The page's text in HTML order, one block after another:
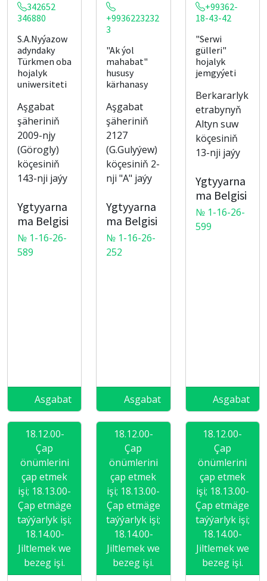
342652
346880
S.A.Nyýazow
adyndaky
Türkmen oba
hojalyk
uniwersiteti
Aşgabat
şäheriniň
2009-njy
(Görogly)
köçesiniň
143-nji jaýy
Ygtyyarna
ma Belgisi
№ 1-16-26-
589
Asgabat
+9936223232
3
"Ak ýol
mahabat"
hususy
kärhanasy
Aşgabat
şäheriniň
2127
(G.Gulyýew)
köçesiniň 2-
nji "A" jaýy
Ygtyyarna
ma Belgisi
№ 1-16-26-
252
Asgabat
+99362-
18-43-42
"Serwi
gülleri"
hojalyk
jemgyýeti
Berkararlyk
etrabynyň
Altyn suw
köçesiniň
13-nji jaýy
Ygtyyarna
ma Belgisi
№ 1-16-26-
599
Asgabat
18.12.00-
Çap
önümlerini
çap etmek
işi; 18.13.00-
Çap etmäge
taýýarlyk işi;
18.14.00-
Jiltlemek we
bezeg işi.
18.12.00-
Çap
önümlerini
çap etmek
işi; 18.13.00-
Çap etmäge
taýýarlyk işi;
18.14.00-
Jiltlemek we
bezeg işi.
18.12.00-
Çap
önümlerini
çap etmek
işi; 18.13.00-
Çap etmäge
taýýarlyk işi;
18.14.00-
Jiltlemek we
bezeg işi.